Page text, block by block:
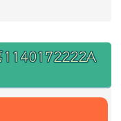
1140172222A